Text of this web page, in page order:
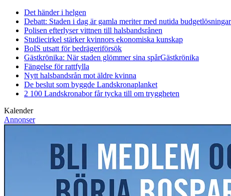
Det händer i helgen
Debatt: Staden i dag är gamla meriter med nutida
Polisen efterlyser vittnen till halsbandsrånen
Studiecirkel stärker kvinnors ekonomiska kunskap
BoIS utsatt för bedrägeriförsök
Gästkrönika: När staden glömmer sina spårGästkrönika
Fängelse för rattfylla
Nytt halsbandsrån mot äldre kvinna
De beslut som byggde Landskronaplanket
2 100 Landskronabor får tycka till om tryggheten
Kalender
Annonser